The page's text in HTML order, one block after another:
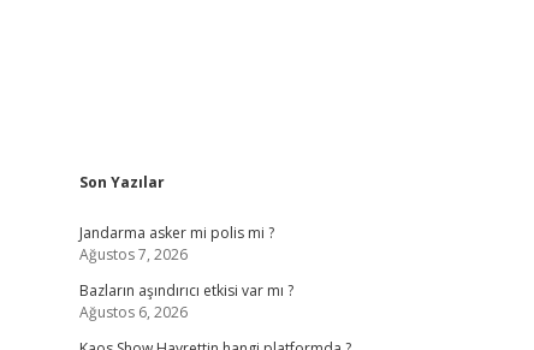
Sidebar
Son Yazılar
Jandarma asker mi polis mi ?
Ağustos 7, 2026
Bazların aşındırıcı etkisi var mı ?
Ağustos 6, 2026